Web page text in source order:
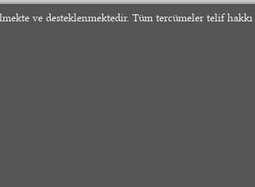
ve desteklenmektedir. Tüm tercümeler telif hakkı